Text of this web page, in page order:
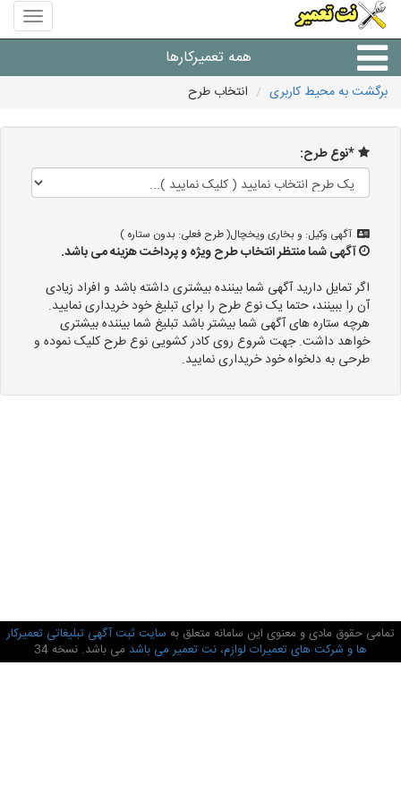
منوی
سایت
تعمیر
همه تعمیرکارها
برگشت به محیط کاربری انتخاب طرح
*نوع طرح:
آگهی وکیل: و بخاری ویخچال( طرح فعلی: بدون ستاره )
آگهی شما منتظر انتخاب طرح ویژه و پرداخت هزینه می باشد.
اگر تمایل دارید آگهی شما بیننده بیشتری داشته باشد و افراد زیادی
آن را ببینند، حتما یک نوع طرح را برای تبلیغ خود خریداری نمایید.
هرچه ستاره های آگهی شما بیشتر باشد تبلیغ شما بیننده بیشتری
خواهد داشت. جهت شروع روی کادر کشویی نوع طرح کلیک نموده و
طرحی به دلخواه خود خریداری نمایید.
تمامی حقوق مادی و معنوی این سامانه متعلق به سایت ثبت آگهی تبلیغاتی تعمیرکار
ها و شرکت های تعمیرات لوازم، نت تعمیر می باشد می باشد. نسخه 34